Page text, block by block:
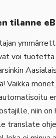
tilanne
voi
Vaikka
niin
translate